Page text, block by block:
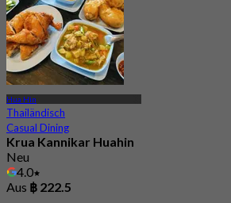
Hua Hin
Thailändisch
Casual Dining
Krua Kannikar Huahin
Neu
4.0
Aus ฿ 222.5